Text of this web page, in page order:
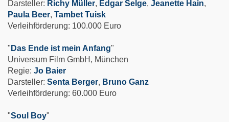
Darsteller: Richy Müller, Edgar Selge, Jeanette Hain,
Paula Beer, Tambet Tuisk
Verleihförderung: 100.000 Euro
" Das Ende ist mein Anfang"
Universum Film GmbH, München
Regie: Jo Baier
Darsteller: Senta Berger, Bruno Ganz
Verleihförderung: 60.000 Euro
"Soul Boy"